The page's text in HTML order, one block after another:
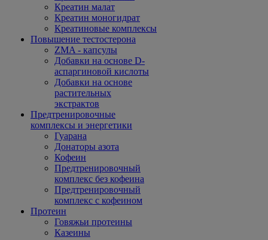
Креатин малат
Креатин моногидрат
Креатиновые комплексы
Повышение тестостерона
ZMA - капсулы
Добавки на основе D-
аспаргиновой кислоты
Добавки на основе
растительных
экстрактов
Предтренировочные
комплексы и энергетики
Гуарана
Донаторы азота
Кофеин
Предтренировочный
комплекс без кофеина
Предтренировочный
комплекс с кофеином
Протеин
Говяжьи протеины
Казеины